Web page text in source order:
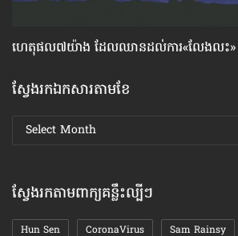
ហេតុផល៧យ៉ាង ដែល​ឈាន​ដល់​ការ«លែងលះ»
ស្វែងរកឯកសារតាមខែ
ស្វែងរក
ឯកសារ
ស្វែងរកតាមពាក្យគន្លឹះល្បីៗ
Hun Sen CoronaVirus Sam Rainsy